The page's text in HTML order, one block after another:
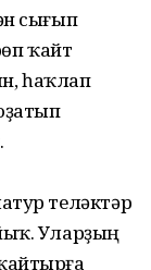
сығып
ҡайт
һаҡлап
теләктәр
Уларҙың